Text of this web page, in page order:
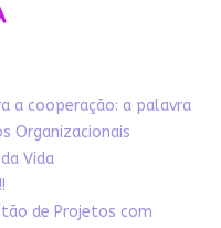
a cooperação: a palavra
Organizacionais
Vida
de Projetos com